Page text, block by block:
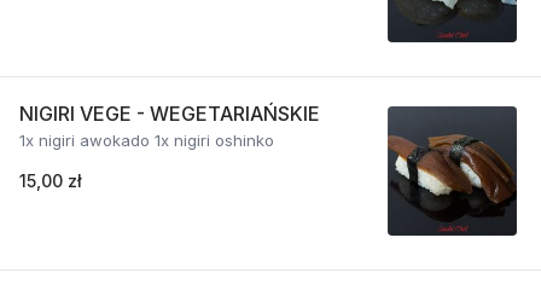
NIGIRI VEGE - WEGETARIAŃSKIE
1x nigiri awokado 1x nigiri oshinko
15,00 zł